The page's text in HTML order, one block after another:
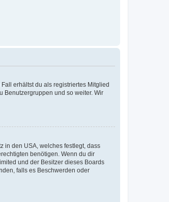
erhältst du als registriertes Mitglied
Benutzergruppen und so weiter. Wir
in den USA, welches festlegt, dass
benötigen. Wenn du dir
und der Besitzer dieses Boards
falls es Beschwerden oder